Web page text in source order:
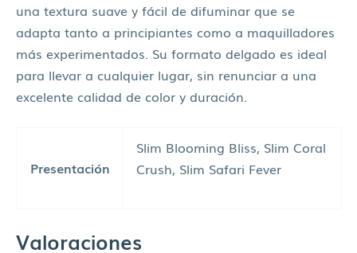
una textura suave y fácil de difuminar que se
adapta tanto a principiantes como a maquilladores
más experimentados. Su formato delgado es ideal
para llevar a cualquier lugar, sin renunciar a una
excelente calidad de color y duración.
Presentación
Slim Blooming Bliss, Slim Coral
Crush, Slim Safari Fever
Valoraciones